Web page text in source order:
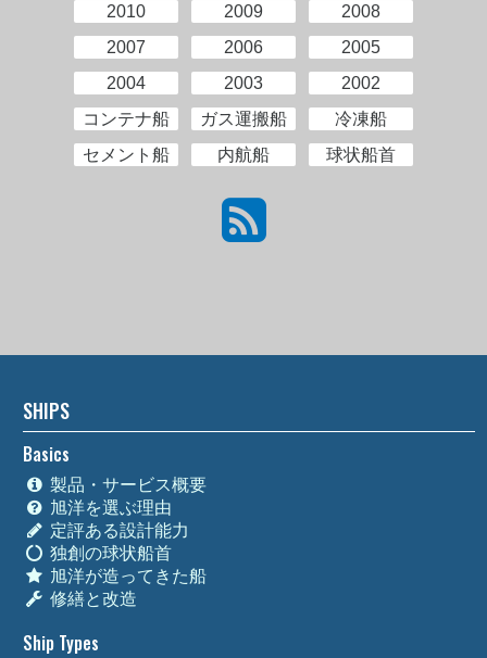
2010
2009
2008
2007
2006
2005
2004
2003
2002
コンテナ船
ガス運搬船
冷凍船
セメント船
内航船 球状船首
SHIPS
Basics
製品・サービス概要
旭洋を選ぶ理由
定評ある設計能力
独創の球状船首
旭洋が造ってきた船
修繕と改造
Ship Types